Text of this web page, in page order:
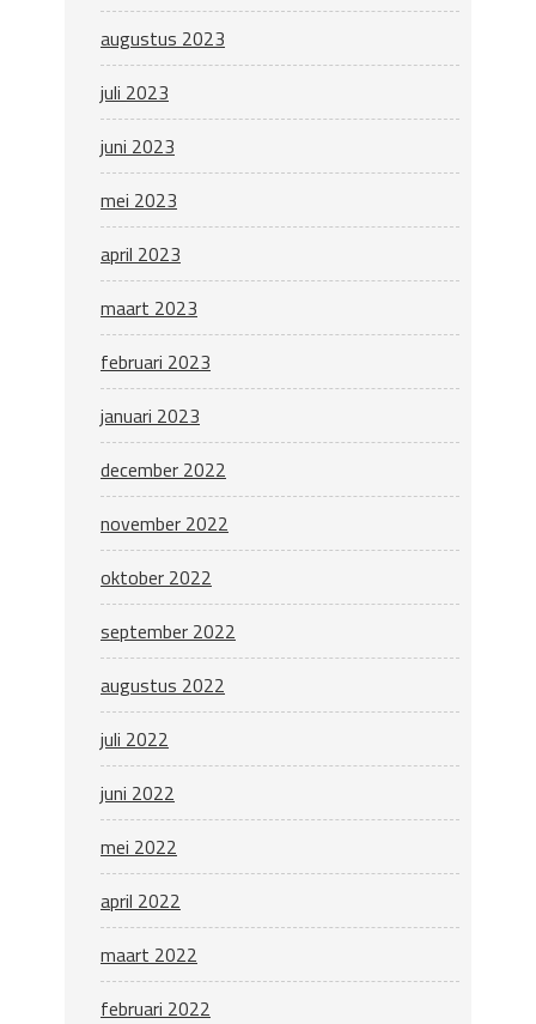
augustus 2023
juli 2023
juni 2023
mei 2023
april 2023
maart 2023
februari 2023
januari 2023
december 2022
november 2022
oktober 2022
september 2022
augustus 2022
juli 2022
juni 2022
mei 2022
april 2022
maart 2022
februari 2022